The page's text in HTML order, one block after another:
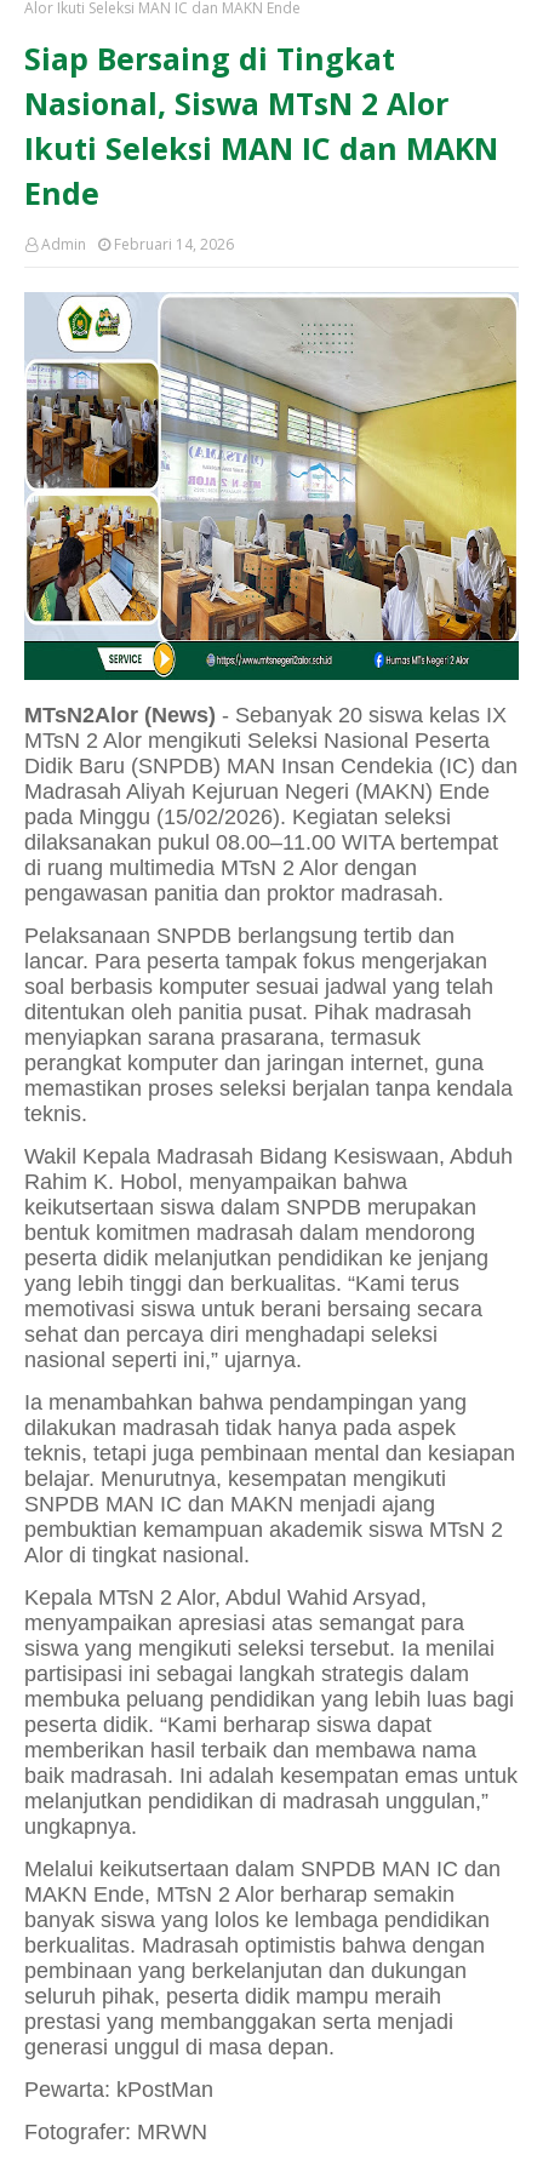
Alor Ikuti Seleksi MAN IC dan MAKN Ende
Siap Bersaing di Tingkat
Nasional, Siswa MTsN 2 Alor
Ikuti Seleksi MAN IC dan MAKN
Ende
Admin Februari 14, 2026
MTsN2Alor (News) - Sebanyak 20 siswa kelas IX
MTsN 2 Alor mengikuti Seleksi Nasional Peserta
Didik Baru (SNPDB) MAN Insan Cendekia (IC) dan
Madrasah Aliyah Kejuruan Negeri (MAKN) Ende
pada Minggu (15/02/2026). Kegiatan seleksi
dilaksanakan pukul 08.00–11.00 WITA bertempat
di ruang multimedia MTsN 2 Alor dengan
pengawasan panitia dan proktor madrasah.
Pelaksanaan SNPDB berlangsung tertib dan
lancar. Para peserta tampak fokus mengerjakan
soal berbasis komputer sesuai jadwal yang telah
ditentukan oleh panitia pusat. Pihak madrasah
menyiapkan sarana prasarana, termasuk
perangkat komputer dan jaringan internet, guna
memastikan proses seleksi berjalan tanpa kendala
teknis.
Wakil Kepala Madrasah Bidang Kesiswaan, Abduh
Rahim K. Hobol, menyampaikan bahwa
keikutsertaan siswa dalam SNPDB merupakan
bentuk komitmen madrasah dalam mendorong
peserta didik melanjutkan pendidikan ke jenjang
yang lebih tinggi dan berkualitas. “Kami terus
memotivasi siswa untuk berani bersaing secara
sehat dan percaya diri menghadapi seleksi
nasional seperti ini,” ujarnya.
Ia menambahkan bahwa pendampingan yang
dilakukan madrasah tidak hanya pada aspek
teknis, tetapi juga pembinaan mental dan kesiapan
belajar. Menurutnya, kesempatan mengikuti
SNPDB MAN IC dan MAKN menjadi ajang
pembuktian kemampuan akademik siswa MTsN 2
Alor di tingkat nasional.
Kepala MTsN 2 Alor, Abdul Wahid Arsyad,
menyampaikan apresiasi atas semangat para
siswa yang mengikuti seleksi tersebut. Ia menilai
partisipasi ini sebagai langkah strategis dalam
membuka peluang pendidikan yang lebih luas bagi
peserta didik. “Kami berharap siswa dapat
memberikan hasil terbaik dan membawa nama
baik madrasah. Ini adalah kesempatan emas untuk
melanjutkan pendidikan di madrasah unggulan,”
ungkapnya.
Melalui keikutsertaan dalam SNPDB MAN IC dan
MAKN Ende, MTsN 2 Alor berharap semakin
banyak siswa yang lolos ke lembaga pendidikan
berkualitas. Madrasah optimistis bahwa dengan
pembinaan yang berkelanjutan dan dukungan
seluruh pihak, peserta didik mampu meraih
prestasi yang membanggakan serta menjadi
generasi unggul di masa depan.
Pewarta: kPostMan
Fotografer: MRWN